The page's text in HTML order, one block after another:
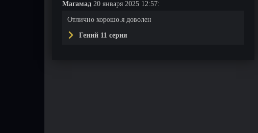
Магамад 20 января 2025 12:57:
Отлично хорошо.я доволен
Гений 11 серия